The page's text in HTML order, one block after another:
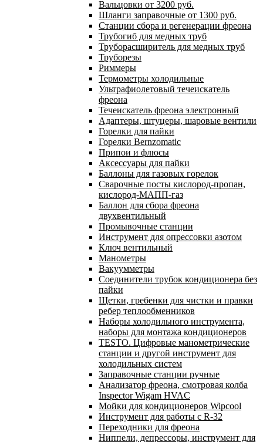
Вальцовки от 3200 руб.
Шланги заправочные от 1300 руб.
Станции сбора и регенерации фреона
Трубогиб для медных труб
Труборасширитель для медных труб
Труборезы
Риммеры
Термометры холодильные
Ультрафиолетовый течеискатель
фреона
Течеискатель фреона электронный
Адаптеры, штуцеры, шаровые вентили
Горелки для пайки
Горелки Bernzomatic
Припои и флюсы
Аксессуары для пайки
Баллоны для газовых горелок
Сварочные посты кислород-пропан,
кислород-МАПП-газ
Баллон для сбора фреона
двухвентильный
Промывочные станции
Инструмент для опрессовки азотом
Ключ вентильный
Манометры
Вакуумметры
Соединители трубок кондиционера без
пайки
Щетки, гребенки для чистки и правки
ребер теплообменников
Наборы холодильного инструмента,
наборы для монтажа кондиционеров
TESTO. Цифровые манометрические
станции и другой инструмент для
холодильных систем
Заправочные станции ручные
Анализатор фреона, смотровая колба
Inspector Wigam HVAC
Мойки для кондиционеров Wipcool
Инструмент для работы с R-32
Переходники для фреона
Ниппели, депрессоры, инструмент для